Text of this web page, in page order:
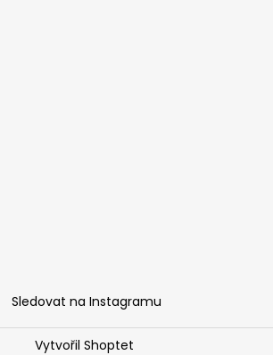
Sledovat na Instagramu
Vytvořil Shoptet